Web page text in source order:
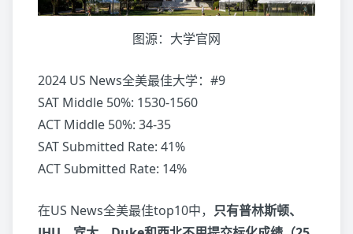
图源：大学官网
2024 US News全美最佳大学：#9
SAT Middle 50%: 1530-1560
ACT Middle 50%: 34-35
SAT Submitted Rate: 41%
ACT Submitted Rate: 14%
在US News全美最佳top10中， 只有普林斯顿、